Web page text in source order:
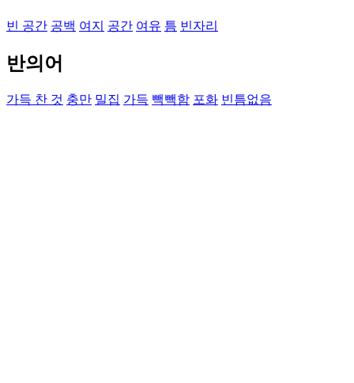
빈 공간 공백 여지 공간 여유 틈 빈자리
반의어
가득 찬 것 충만 밀집 가득 빽빽함 포화 빈틈없음